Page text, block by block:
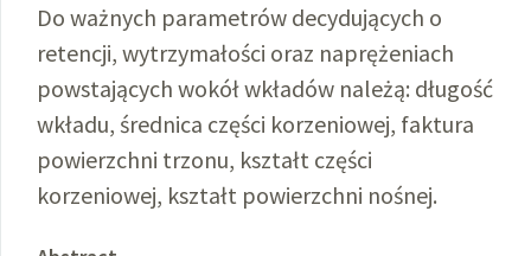
Do ważnych parametrów decydujących o
retencji, wytrzymałości oraz naprężeniach
powstających wokół wkładów należą: długość
wkładu, średnica części korzeniowej, faktura
powierzchni trzonu, kształt części
korzeniowej, kształt powierzchni nośnej.